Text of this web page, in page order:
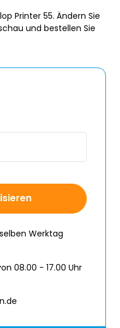
Printer 55. Ändern Sie
und bestellen Sie
Werktag
08.00 - 17.00 Uhr